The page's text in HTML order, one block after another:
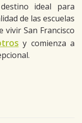
ideal para
de las escuelas
vivir San Francisco
y comienza a